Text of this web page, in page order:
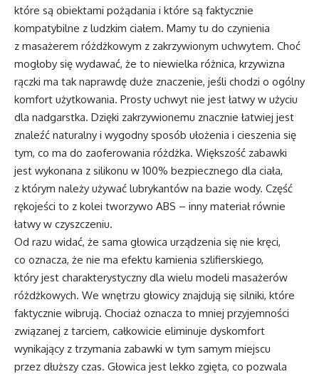
które są obiektami pożądania i które są faktycznie
kompatybilne z ludzkim ciałem. Mamy tu do czynienia
z masażerem różdżkowym z zakrzywionym uchwytem. Choć
mogłoby się wydawać, że to niewielka różnica, krzywizna
rączki ma tak naprawdę duże znaczenie, jeśli chodzi o ogólny
komfort użytkowania. Prosty uchwyt nie jest łatwy w użyciu
dla nadgarstka. Dzięki zakrzywionemu znacznie łatwiej jest
znaleźć naturalny i wygodny sposób ułożenia i cieszenia się
tym, co ma do zaoferowania różdżka. Większość zabawki
jest wykonana z silikonu w 100% bezpiecznego dla ciała,
z którym należy używać lubrykantów na bazie wody. Część
rękojeści to z kolei tworzywo ABS – inny materiał równie
łatwy w czyszczeniu.
Od razu widać, że sama głowica urządzenia się nie kręci,
co oznacza, że nie ma efektu kamienia szlifierskiego,
który jest charakterystyczny dla wielu modeli masażerów
różdżkowych. We wnętrzu głowicy znajdują się silniki, które
faktycznie wibrują. Chociaż oznacza to mniej przyjemności
związanej z tarciem, całkowicie eliminuje dyskomfort
wynikający z trzymania zabawki w tym samym miejscu
przez dłuższy czas. Głowica jest lekko zgięta, co pozwala